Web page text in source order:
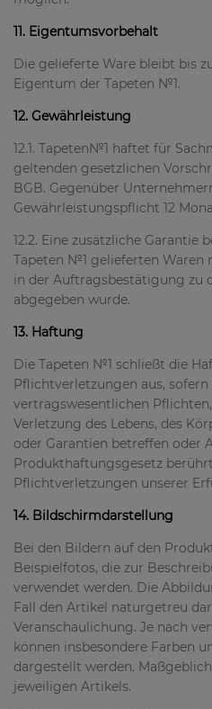
11. Eigentumsvorbehalt
Die gelieferte Ware bleibt bis
Eigentum der Tapeten №1.
12. Gewährleistung
12.1. Tapeten№1 haftet für
geltenden gesetzlichen
BGB. Gegenüber
Gewährleistungspflicht 12
12.2. Eine zusätzliche Garantie
Tapeten №1 gelieferten Waren
in der Auftragsbestätigung zu
abgegeben wurde.
13. Haftung
Die Tapeten №1 schließt die
Pflichtverletzungen aus, sofern
vertragswesentlichen
Verletzung des Lebens, des
oder Garantien betreffen oder
Produkthaftungsgesetz
Pflichtverletzungen unserer
14. Bildschirmdarstellung
Bei den Bildern auf den
Beispielfotos, die zur
verwendet werden. Die
Fall den Artikel naturgetreu
Veranschaulichung. Je nach
können insbesondere Farben
dargestellt werden.
jeweiligen Artikels.